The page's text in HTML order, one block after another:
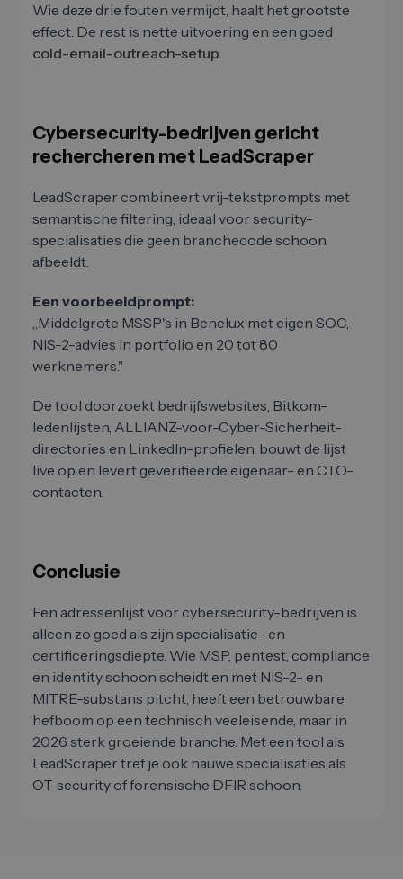
Wie deze drie fouten vermijdt, haalt het grootste
effect. De rest is nette uitvoering en een goed
cold-email-outreach-setup.
Cybersecurity-bedrijven gericht
rechercheren met LeadScraper
LeadScraper combineert vrij-tekstprompts met
semantische filtering, ideaal voor security-
specialisaties die geen branchecode schoon
afbeeldt.
Een voorbeeldprompt:
„Middelgrote MSSP's in Benelux met eigen SOC,
NIS-2-advies in portfolio en 20 tot 80
werknemers."
De tool doorzoekt bedrijfswebsites, Bitkom-
ledenlijsten, ALLIANZ-voor-Cyber-Sicherheit-
directories en LinkedIn-profielen, bouwt de lijst
live op en levert geverifieerde eigenaar- en CTO-
contacten.
Conclusie
Een adressenlijst voor cybersecurity-bedrijven is
alleen zo goed als zijn specialisatie- en
certificeringsdiepte. Wie MSP, pentest, compliance
en identity schoon scheidt en met NIS-2- en
MITRE-substans pitcht, heeft een betrouwbare
hefboom op een technisch veeleisende, maar in
2026 sterk groeiende branche. Met een tool als
LeadScraper tref je ook nauwe specialisaties als
OT-security of forensische DFIR schoon.